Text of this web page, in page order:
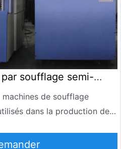
soufflage semi-
de soufflage
dans la production de
et de contenants